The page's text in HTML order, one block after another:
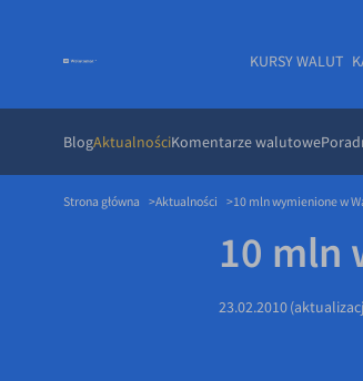
KURSY WALUT
BlogAktualnościKomentarze walutowe
Strona główna Aktualności 10 mln wymienione w
10 mln
23.02.2010